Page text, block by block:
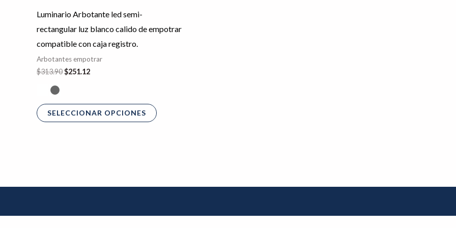
Luminario Arbotante led semi-
rectangular luz blanco calido de empotrar
compatible con caja registro.
Arbotantes empotrar
$313.90
$313.90.
$251.12
$251.12.
SELECCIONAR OPCIONES
variantes.
elegir